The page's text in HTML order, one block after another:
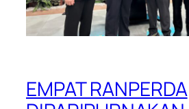
EMPAT RANPERDA